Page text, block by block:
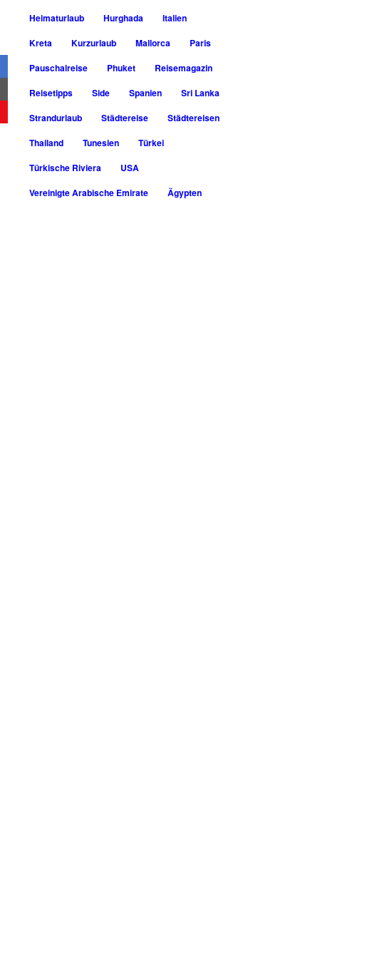
Heimaturlaub
Hurghada
Italien
Kreta
Kurzurlaub Mallorca
Paris
Pauschalreise
Phuket
Reisemagazin
Reisetipps
Side Spanien
Sri Lanka
Strandurlaub
Städtereise
Städtereisen
Thailand
Tunesien
Türkei
Türkische Riviera
USA
Vereinigte Arabische Emirate
Ägypten